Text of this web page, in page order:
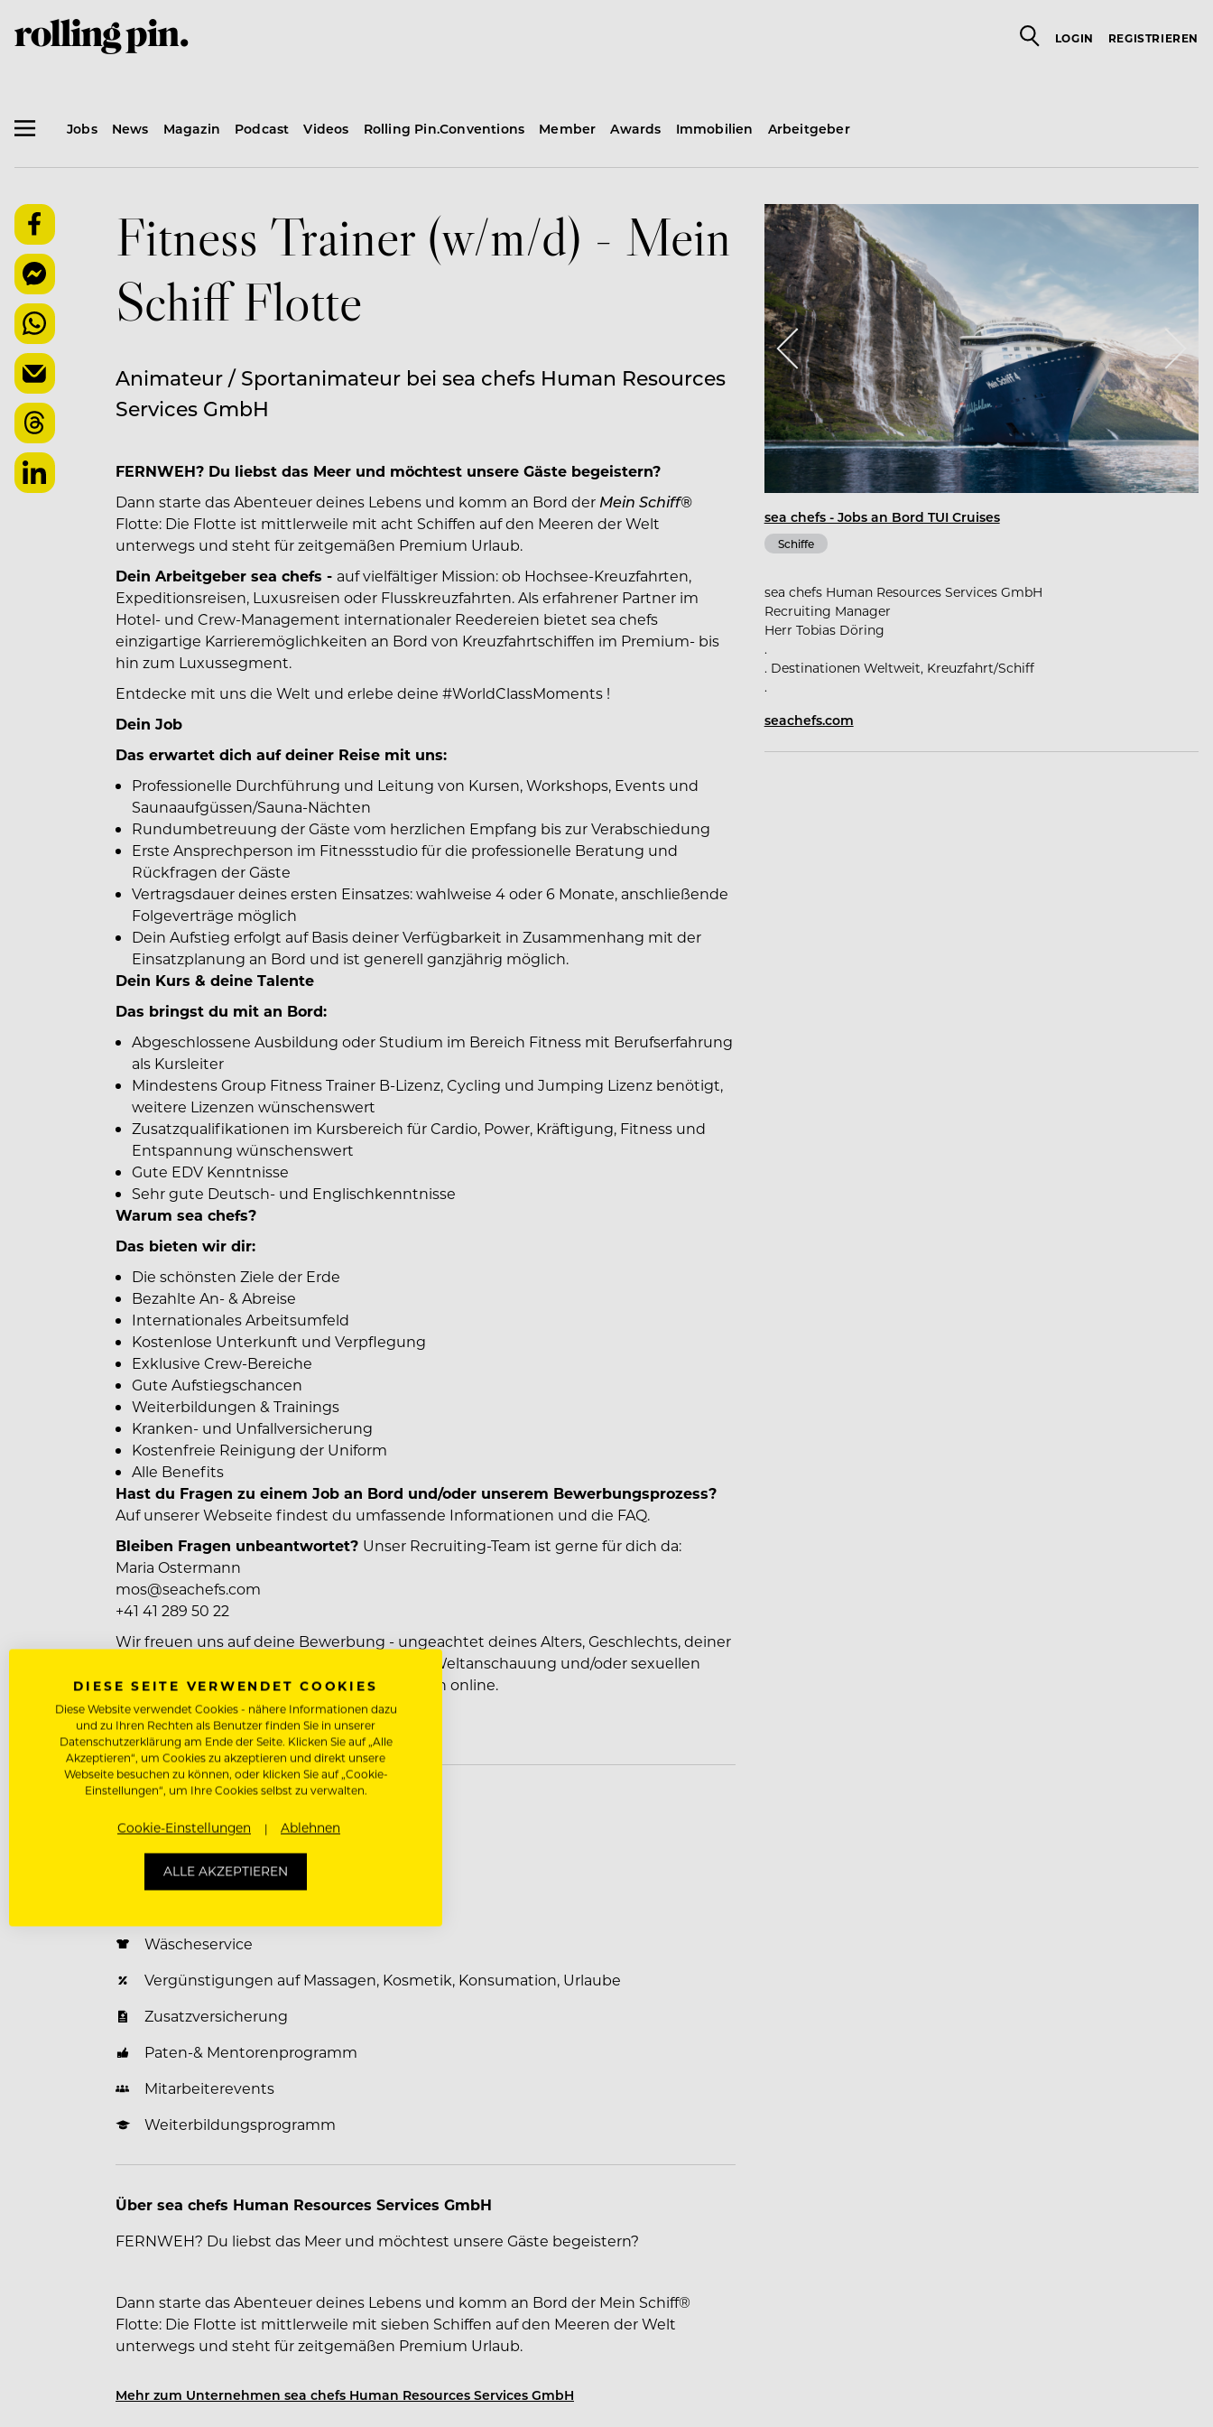
LOGIN REGISTRIEREN
Jobs News Magazin Podcast Videos Rolling Pin.Conventions Member Awards Immobilien Arbeitgeber
Fitness Trainer (w/m/d) - Mein
Schiff Flotte
Animateur / Sportanimateur bei sea chefs Human Resources
Services GmbH
FERNWEH? Du liebst das Meer und möchtest unsere Gäste begeistern?
Dann starte das Abenteuer deines Lebens und komm an Bord der Mein Schiff®
Flotte: Die Flotte ist mittlerweile mit acht Schiffen auf den Meeren der Welt
unterwegs und steht für zeitgemäßen Premium Urlaub.
Dein Arbeitgeber sea chefs - auf vielfältiger Mission: ob Hochsee-Kreuzfahrten,
Expeditionsreisen, Luxusreisen oder Flusskreuzfahrten. Als erfahrener Partner im
Hotel- und Crew-Management internationaler Reedereien bietet sea chefs
einzigartige Karrieremöglichkeiten an Bord von Kreuzfahrtschiffen im Premium- bis
hin zum Luxussegment.
Entdecke mit uns die Welt und erlebe deine #WorldClassMoments !
Dein Job
Das erwartet dich auf deiner Reise mit uns:
Professionelle Durchführung und Leitung von Kursen, Workshops, Events und
Saunaaufgüssen/Sauna-Nächten
Rundumbetreuung der Gäste vom herzlichen Empfang bis zur Verabschiedung
Erste Ansprechperson im Fitnessstudio für die professionelle Beratung und
Rückfragen der Gäste
Vertragsdauer deines ersten Einsatzes: wahlweise 4 oder 6 Monate, anschließende
Folgeverträge möglich
Dein Aufstieg erfolgt auf Basis deiner Verfügbarkeit in Zusammenhang mit der
Einsatzplanung an Bord und ist generell ganzjährig möglich.
Dein Kurs & deine Talente
Das bringst du mit an Bord:
Abgeschlossene Ausbildung oder Studium im Bereich Fitness mit Berufserfahrung
als Kursleiter
Mindestens Group Fitness Trainer B-Lizenz, Cycling und Jumping Lizenz benötigt,
weitere Lizenzen wünschenswert
Zusatzqualifikationen im Kursbereich für Cardio, Power, Kräftigung, Fitness und
Entspannung wünschenswert
Gute EDV Kenntnisse
Sehr gute Deutsch- und Englischkenntnisse
Warum sea chefs?
Das bieten wir dir:
Die schönsten Ziele der Erde
Bezahlte An- & Abreise
Internationales Arbeitsumfeld
Kostenlose Unterkunft und Verpflegung
Exklusive Crew-Bereiche
Gute Aufstiegschancen
Weiterbildungen & Trainings
Kranken- und Unfallversicherung
Kostenfreie Reinigung der Uniform
Alle Benefits
Hast du Fragen zu einem Job an Bord und/oder unserem Bewerbungsprozess?
Auf unserer Webseite findest du umfassende Informationen und die FAQ.
Bleiben Fragen unbeantwortet? Unser Recruiting-Team ist gerne für dich da:
Maria Ostermann
mos@seachefs.com
+41 41 289 50 22
Wir freuen uns auf deine Bewerbung - ungeachtet deines Alters, Geschlechts, deiner
Nationalität, ethnischen Herkunft, Religion, Weltanschauung und/oder sexuellen
Orientierung. Bitte bewirb dich ausschließlich online.
Website|Instagram|Facebook|
Benefits für unsere Mitarbeiter
Unterkunft Vergünstigt / Kostenlos
Verpflegung Vergünstigt / Kostenlos
Wäscheservice
Vergünstigungen auf Massagen, Kosmetik, Konsumation, Urlaube
Zusatzversicherung
Paten-& Mentorenprogramm
Mitarbeiterevents
Weiterbildungsprogramm
Über sea chefs Human Resources Services GmbH
FERNWEH? Du liebst das Meer und möchtest unsere Gäste begeistern?
Dann starte das Abenteuer deines Lebens und komm an Bord der Mein Schiff®
Flotte: Die Flotte ist mittlerweile mit sieben Schiffen auf den Meeren der Welt
unterwegs und steht für zeitgemäßen Premium Urlaub.
Dein Arbeitgeber sea chefs -auf vielfältiger Mission: ob Hochsee-Kreuzfahrten,
Mehr zum Unternehmen sea chefs Human Resources Services GmbH
sea chefs - Jobs an Bord TUI Cruises
Schiffe
sea chefs Human Resources Services GmbH
Recruiting Manager
Herr Tobias Döring
.
. Destinationen Weltweit, Kreuzfahrt/Schiff
.
seachefs.com
DIESE SEITE VERWENDET COOKIES
Diese Website verwendet Cookies - nähere Informationen dazu
und zu Ihren Rechten als Benutzer finden Sie in unserer
Datenschutzerklärung am Ende der Seite. Klicken Sie auf „Alle
Akzeptieren“, um Cookies zu akzeptieren und direkt unsere
Webseite besuchen zu können, oder klicken Sie auf „Cookie-
Einstellungen“, um Ihre Cookies selbst zu verwalten.
Cookie-Einstellungen Ablehnen
ALLE AKZEPTIEREN